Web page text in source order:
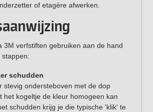
of etagère afwerken.
3M verfstiften gebruiken aan de hand
schudden
stevig ondersteboven met de dop
het kogeltje de kleur homogeen kan
schudden krijg je die typische 'klik' te